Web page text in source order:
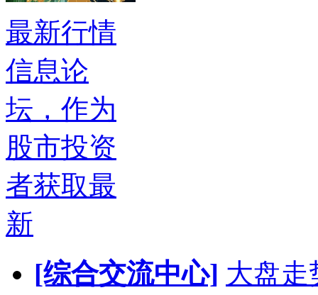
最新行情
信息论
坛，作为
股市投资
者获取最
新
[综合交流中心] 大盘走